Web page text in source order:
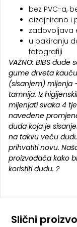
bez PVC-a,
dizajnirano i
zadovoljava
u pakiranju
fotografiji
VAŽNO: BIBS
gume drveta
(sisanjem) mijenja
tamnija. Iz
mijenjati svaka 4
navedene
duda koja je
na takvu veću
prihvatiti novu.
proizvođača kako
koristiti dudu. ?
Slični